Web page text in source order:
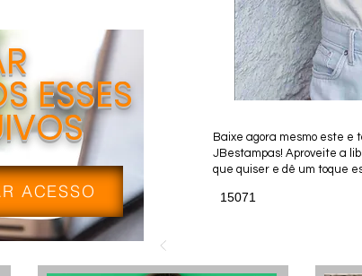
Baixe agora mesmo este e
JBestampas! Aproveite a
que quiser e dê um toque
15071
ESSES
ACESSO